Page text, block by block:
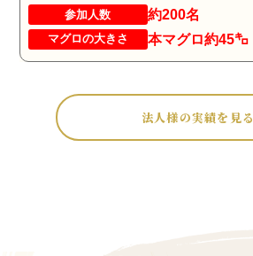
参加人数 約200名
マグロの大きさ 本マグロ約45㌔
法人様の実績を見る